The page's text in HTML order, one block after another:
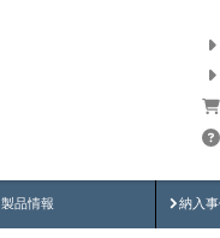
製品情報
製品動画 納入
納